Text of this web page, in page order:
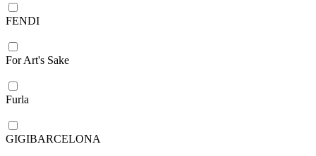
FENDI
For Art's Sake
Furla
GIGIBARCELONA